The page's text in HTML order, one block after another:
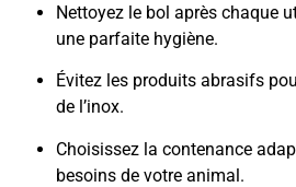
Nettoyez le bol après chaque
une parfaite hygiène.
Évitez les produits abrasifs
de l’inox.
Choisissez la contenance
besoins de votre animal.